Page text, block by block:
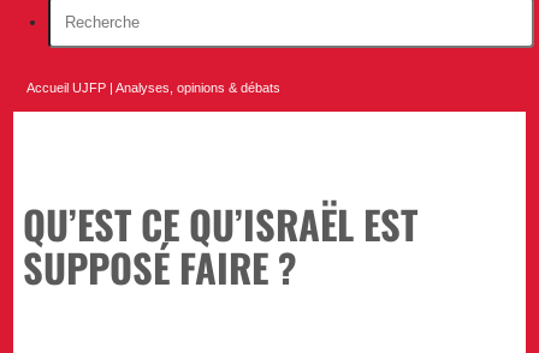
Accueil UJFP |Analyses, opinions & débats
QU’EST CE QU’ISRAËL EST
SUPPOSÉ FAIRE ?